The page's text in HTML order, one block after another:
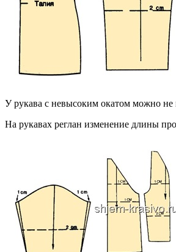
У рукава с невысоким окатом можно не
На рукавах реглан изменение длины